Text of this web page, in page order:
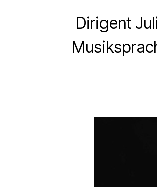
Dirigent